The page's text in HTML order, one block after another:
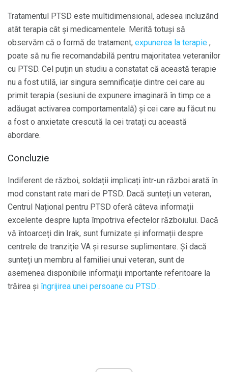
Tratamentul PTSD este multidimensional, adesea incluzând
atât terapia cât și medicamentele. Merită totuși să
observăm că o formă de tratament, expunerea la terapie ,
poate să nu fie recomandabilă pentru majoritatea veteranilor
cu PTSD. Cel puțin un studiu a constatat că această terapie
nu a fost utilă, iar singura semnificație dintre cei care au
primit terapia (sesiuni de expunere imaginară în timp ce a
adăugat activarea comportamentală) și cei care au făcut nu
a fost o anxietate crescută la cei tratați cu această
abordare.
Concluzie
Indiferent de război, soldații implicați într-un război arată în
mod constant rate mari de PTSD. Dacă sunteți un veteran,
Centrul Național pentru PTSD oferă câteva informații
excelente despre lupta împotriva efectelor războiului. Dacă
vă întoarceți din Irak, sunt furnizate și informații despre
centrele de tranziție VA și resurse suplimentare. Și dacă
sunteți un membru al familiei unui veteran, sunt de
asemenea disponibile informații importante referitoare la
trăirea și îngrijirea unei persoane cu PTSD .